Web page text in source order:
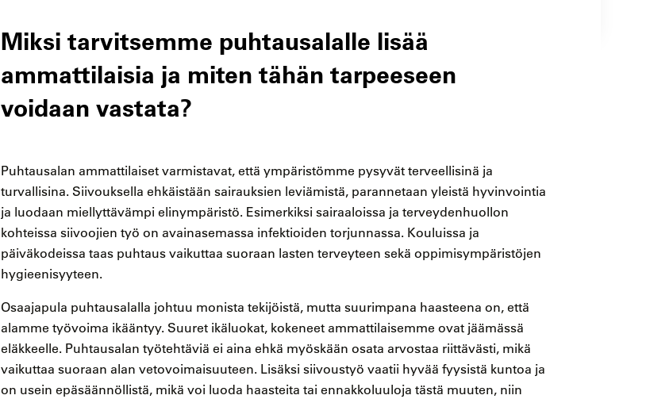
Miksi tarvitsemme puhtausalalle lisää
ammattilaisia ja miten tähän tarpeeseen
voidaan vastata?
Puhtausalan ammattilaiset varmistavat, että ympäristömme pysyvät terveellisinä ja
turvallisina. Siivouksella ehkäistään sairauksien leviämistä, parannetaan yleistä hyvinvointia
ja luodaan miellyttävämpi elinympäristö. Esimerkiksi sairaaloissa ja terveydenhuollon
kohteissa siivoojien työ on avainasemassa infektioiden torjunnassa. Kouluissa ja
päiväkodeissa taas puhtaus vaikuttaa suoraan lasten terveyteen sekä oppimisympäristöjen
hygieenisyyteen.
Osaajapula puhtausalalla johtuu monista tekijöistä, mutta suurimpana haasteena on, että
alamme työvoima ikääntyy. Suuret ikäluokat, kokeneet ammattilaisemme ovat jäämässä
eläkkeelle. Puhtausalan työtehtäviä ei aina ehkä myöskään osata arvostaa riittävästi, mikä
vaikuttaa suoraan alan vetovoimaisuuteen. Lisäksi siivoustyö vaatii hyvää fyysistä kuntoa ja
on usein epäsäännöllistä, mikä voi luoda haasteita tai ennakkoluuloja tästä muuten, niin